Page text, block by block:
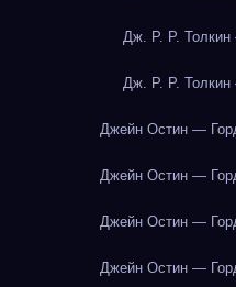
Дж. Р. Р.
Дж. Р. Р.
Джейн Остин —
Джейн Остин —
Джейн Остин —
Джейн Остин —